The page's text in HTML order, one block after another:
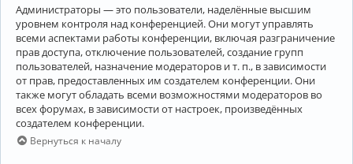
Администраторы — это пользователи, наделённые высшим
уровнем контроля над конференцией. Они могут управлять
всеми аспектами работы конференции, включая разграничение
прав доступа, отключение пользователей, создание групп
пользователей, назначение модераторов и т. п., в зависимости
от прав, предоставленных им создателем конференции. Они
также могут обладать всеми возможностями модераторов во
всех форумах, в зависимости от настроек, произведённых
создателем конференции.
Вернуться к началу